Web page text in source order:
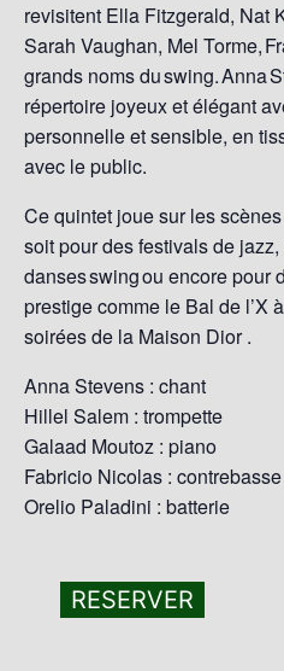
revisitent Ella Fitzgerald, Nat
Sarah Vaughan, Mel Torme,
grands noms du swing. Anna
répertoire joyeux et élégant
personnelle et sensible, en
avec le public.
Ce quintet joue sur les
soit pour des festivals de
danses swing ou encore pour
prestige comme le Bal de l’X
soirées de la Maison Dior .
Anna Stevens : chant
Hillel Salem : trompette
Galaad Moutoz : piano
Fabricio Nicolas : contrebasse
Orelio Paladini : batterie
RESERVER